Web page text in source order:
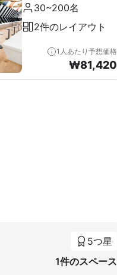
30~200名
2件のレイアウト
1人あたり予想価格
₩81,420
5つ星
1件のスペース